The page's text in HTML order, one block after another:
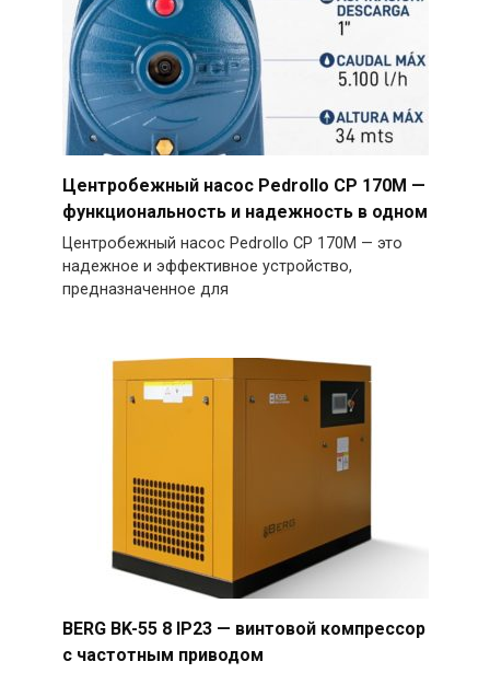
Центробежный насос Pedrollo CP 170M —
функциональность и надежность в одном
Центробежный насос Pedrollo CP 170M — это
надежное и эффективное устройство,
предназначенное для
BERG BK-55 8 IP23 — винтовой компрессор
с частотным приводом